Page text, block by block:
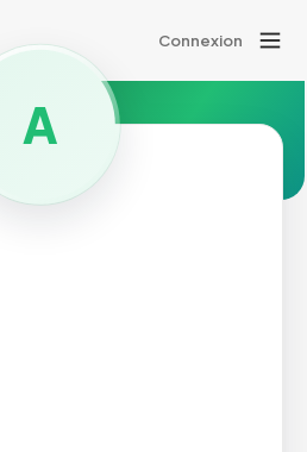
Connexion
A